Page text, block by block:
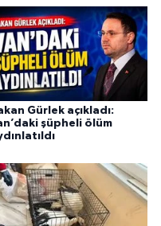
Gürlek açıkladı:
şüpheli ölüm